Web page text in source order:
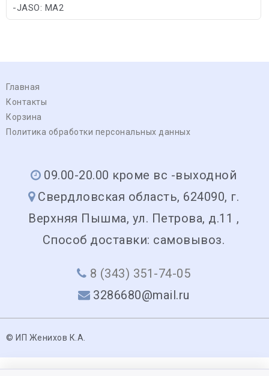
-JASO: MA2
Главная
Контакты
Корзина
Политика обработки персональных данных
09.00-20.00 кроме вс -выходной
Свердловская область, 624090, г.
Верхняя Пышма, ул. Петрова, д.11 ,
Способ доставки: самовывоз.
8 (343) 351-74-05
3286680@mail.ru
© ИП Женихов К.А.